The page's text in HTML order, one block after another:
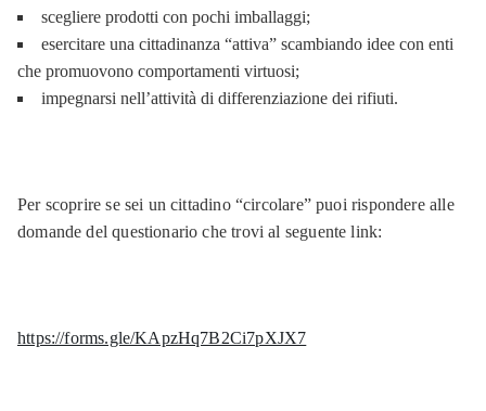
scegliere prodotti con pochi imballaggi;
esercitare una cittadinanza “attiva” scambiando idee con enti
che promuovono comportamenti virtuosi;
impegnarsi nell’attività di differenziazione dei rifiuti.
Per scoprire se sei un cittadino “circolare” puoi rispondere alle
domande del questionario che trovi al seguente link:
https://forms.gle/KApzHq7B2Ci7pXJX7